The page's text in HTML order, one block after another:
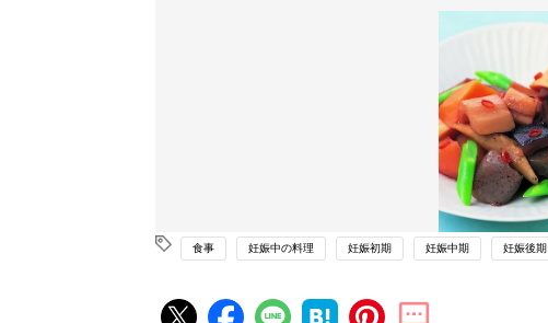
食事 妊娠中の料理 妊娠初期 妊娠中期 妊娠後期